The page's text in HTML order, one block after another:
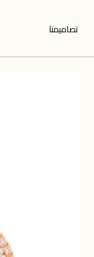
تصاميمنا